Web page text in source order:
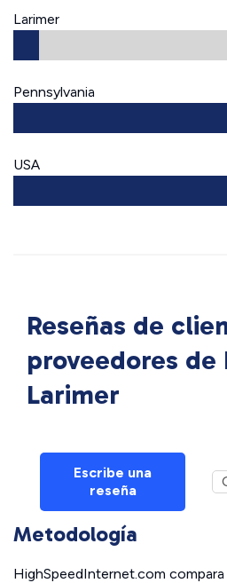
Larimer
Pennsylvania
USA
Reseñas de
proveedores
Larimer
Escribe una
reseña
Metodología
HighSpeedInternet.com